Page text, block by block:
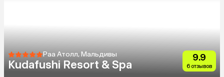
Раа Атолл, Мальдивы
Kudafushi Resort & Spa
9.9
6 отзывов